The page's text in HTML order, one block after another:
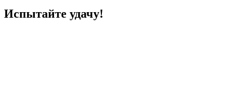
Испытайте удачу!